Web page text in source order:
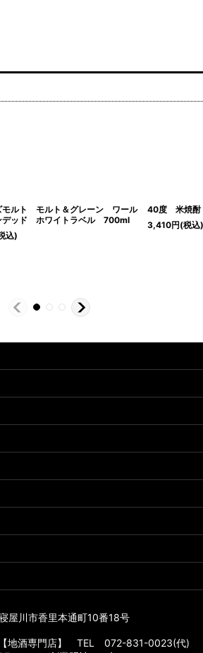
モルト モルト＆グレーン ワール
デッド ホワイトラベル 700ml
込)
40度 米焼
3,410円(税込)
屋川市香里本通町10番18号
地酒専門店】 TEL 072-831-0023(代)